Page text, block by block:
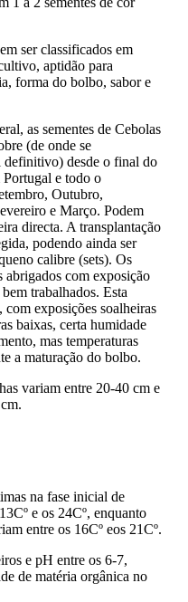
ser classificados em
aptidão para
forma do bolbo, sabor e
as sementes de Cebolas
(de onde se
definitivo) desde o final do
e todo o
Outubro,
e Março. Podem
directa. A transplantação
podendo ainda ser
calibre (sets). Os
abrigados com exposição
trabalhados. Esta
exposições soalheiras
baixas, certa humidade
mas temperaturas
a maturação do bolbo.
variam entre 20-40 cm e
na fase inicial de
e os 24Cº, enquanto
entre os 16Cº eos 21Cº.
e pH entre os 6-7,
de matéria orgânica no